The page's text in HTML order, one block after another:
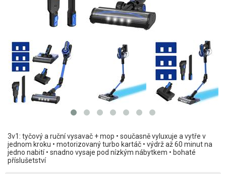
3v1: tyčový a ruční vysavač + mop • současně vyluxuje a vytře v
jednom kroku • motorizovaný turbo kartáč • výdrž až 60 minut na
jedno nabití • snadno vysaje pod nízkým nábytkem • bohaté
příslušetství